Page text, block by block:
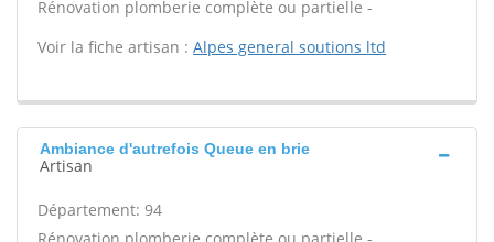
Rénovation plomberie complète ou partielle -
Voir la fiche artisan : Alpes general soutions ltd
Ambiance d'autrefois Queue en brie
Artisan
Département: 94